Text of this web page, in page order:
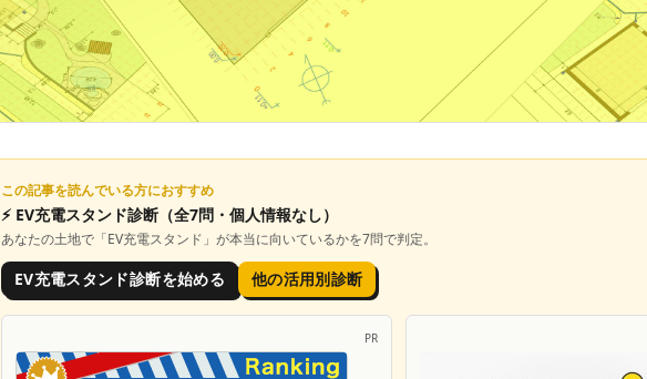
この記事を読んでいる方におすすめ
⚡ EV充電スタンド診断 （全7問・個人情報なし）
あなたの土地で「EV充電スタンド 」が本当に向いているかを7問で判定。
EV充電スタンド診断を始める 他の活用別診断
PR